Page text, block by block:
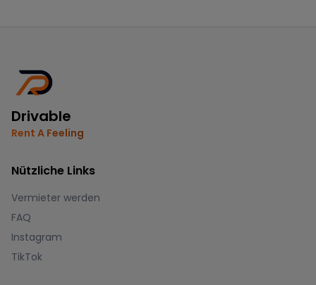
Drivable
Rent A Feeling
Nützliche Links
Vermieter werden
FAQ
Instagram
TikTok